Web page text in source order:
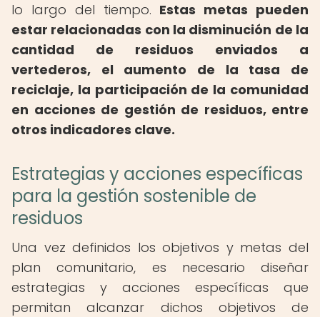
lo largo del tiempo. Estas metas pueden
estar relacionadas con la disminución de la
cantidad de residuos enviados a
vertederos, el aumento de la tasa de
reciclaje, la participación de la comunidad
en acciones de gestión de residuos, entre
otros indicadores clave.
Estrategias y acciones específicas
para la gestión sostenible de
residuos
Una vez definidos los objetivos y metas del
plan comunitario, es necesario diseñar
estrategias y acciones específicas que
permitan alcanzar dichos objetivos de